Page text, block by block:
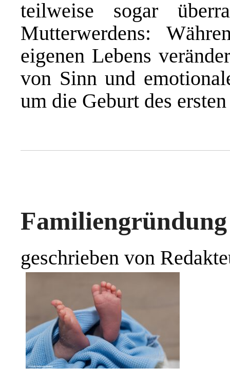
teilweise sogar
Mutterwerdens:
eigenen Lebens
von Sinn und
um die Geburt des
geschrieben von